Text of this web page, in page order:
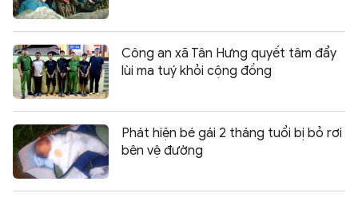
Công an xã Tân Hưng quyết tâm đẩy
lùi ma tuý khỏi cộng đồng
Phát hiện bé gái 2 tháng tuổi bị bỏ rơi
bên vệ đường